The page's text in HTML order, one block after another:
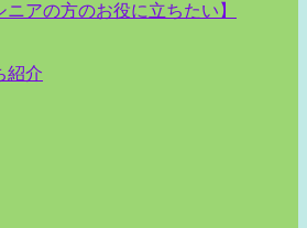
ニアの方のお役に立ちたい】
紹介